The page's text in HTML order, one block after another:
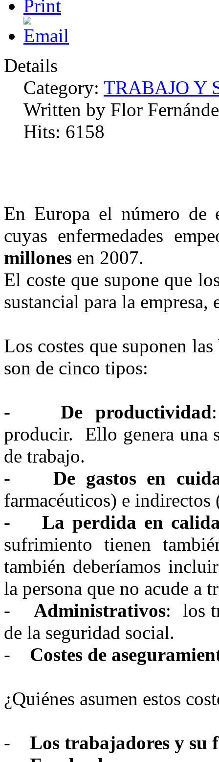
Details
Category: TRABAJO Y
Written by Flor
Hits: 6158
En Europa el número de
cuyas enfermedades
millones en 2007.
El coste que supone que
sustancial para la
Los costes que suponen
son de cinco tipos:
-De productividad
producir. Ello genera una
de trabajo.
- De gastos en
farmacéuticos) e
- La perdida en
sufrimiento tienen
también deberíamos
la persona que no acude a
- Administrativos: los
de la seguridad social.
- Costes de
¿Quiénes asumen estos
-
Los trabajadores y su